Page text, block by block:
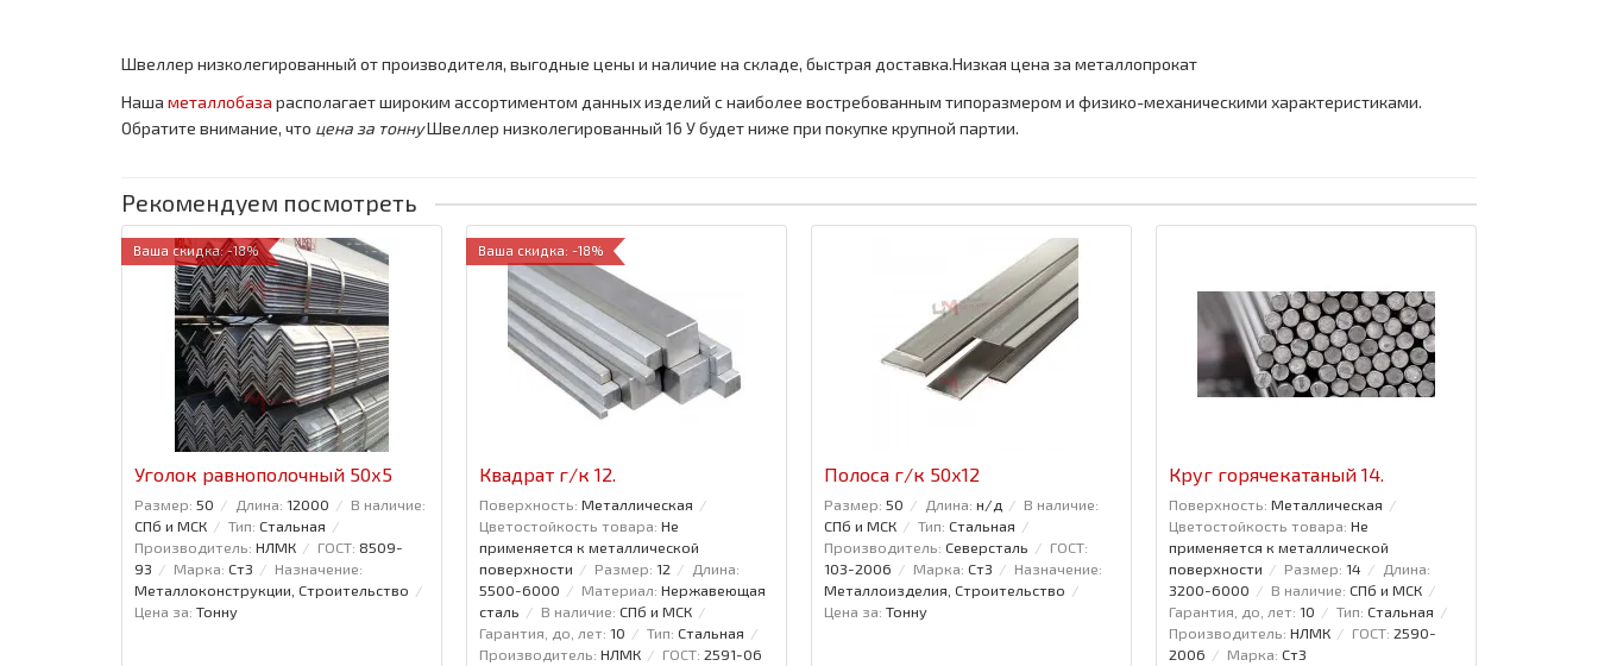
Швеллер низколегированный от производителя, выгодные цены и наличие на складе, быстрая доставка.Низкая цена за металлопрокат
Наша металлобаза располагает широким ассортиментом данных изделий с наиболее востребованным типоразмером и физико-механическими характеристиками.
Обратите внимание, что цена за тоннуШвеллер низколегированный 16 У будет ниже при покупке крупной партии.
Рекомендуем посмотреть
Ваша скидка: -18%
Уголок равнополочный 50x5
Размер: 50 Длина: 12000
В наличие:
СПб и МСК
Тип: Стальная
Производитель: НЛМК ГОСТ: 8509-
93
Марка: Ст3
Назначение:
Металлоконструкции, Строительство
Цена за: Тонну
Ваша скидка: -18%
Квадрат г/к 12.
Поверхность: Металлическая
Цветостойкость товара: Не
применяется к металлической
поверхности
Размер: 12
Длина:
5500-6000
Материал: Нержавеющая
сталь
В наличие: СПб и МСК
Гарантия, до, лет: 10 Тип: Стальная
Производитель: НЛМК ГОСТ: 2591-06
Полоса г/к 50x12
Размер: 50 Длина: н/д
В наличие:
СПб и МСК
Тип: Стальная
Производитель: Северсталь
ГОСТ:
103-2006
Марка: Ст3
Назначение:
Металлоизделия, Строительство
Цена за: Тонну
Круг горячекатаный 14.
Поверхность: Металлическая
Цветостойкость товара: Не
применяется к металлической
поверхности
Размер: 14
Длина:
3200-6000
В наличие: СПб и МСК
Гарантия, до, лет: 10 Тип: Стальная
Производитель: НЛМК ГОСТ: 2590-
2006
Марка: Ст3